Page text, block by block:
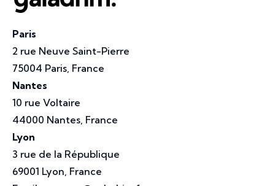
Paris
2 rue Neuve Saint-Pierre
75004 Paris, France
Nantes
10 rue Voltaire
44000 Nantes, France
Lyon
3 rue de la République
69001 Lyon, France